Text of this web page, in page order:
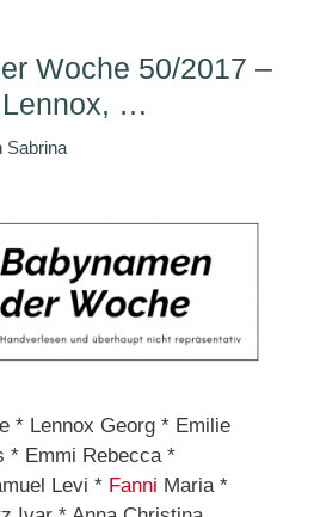
Woche 50/2017 –
Lennox, …
Sabrina
* Lennox Georg * Emilie
* Emmi Rebecca *
Levi * Fanni Maria *